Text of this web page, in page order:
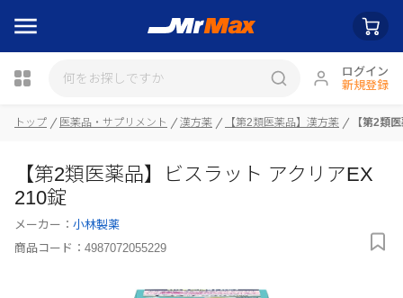
ログイン
新規登録
瓶詰
トップ 医薬品・サプリメント 漢方薬 【第2類医薬品】漢方薬 【第2類
【第2類医薬品】ビスラット アクリアEX
210錠
メーカー： 小林製薬
商品コード： 4987072055229